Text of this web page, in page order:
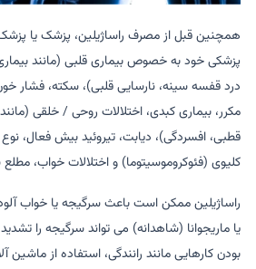
همچنین قبل از مصرف راساژیلین، پزشک یا پزشک
پزشکی خود به خصوص بیماری قلبی (مانند
درد قفسه سینه، نارسایی قلبی)، سکته، فشار
مکرر، بیماری کبدی، اختلالات روحی / خلقی
قطبی، افسردگی)، دیابت، تیروئید بیش فعال،
کلیوی (فئوکروموسیتوما) و اختلالات خواب، مطلع
راساژیلین ممکن است باعث سرگیجه یا خواب
یا ماریجوانا (شاهدانه) می تواند سرگیجه را
بودن کارهایی مانند رانندگی، استفاده از ماشین